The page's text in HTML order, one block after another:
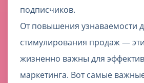
подписчиков.
От повышения узнаваемости
стимулирования продаж —
жизненно важны для
маркетинга. Вот самые